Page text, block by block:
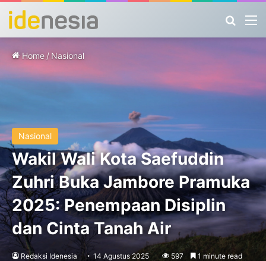
Home / Nasional
Nasional
Wakil Wali Kota Saefuddin
Zuhri Buka Jambore Pramuka
2025: Penempaan Disiplin
dan Cinta Tanah Air
Redaksi Idenesia 14 Agustus 2025 597 1 minute read